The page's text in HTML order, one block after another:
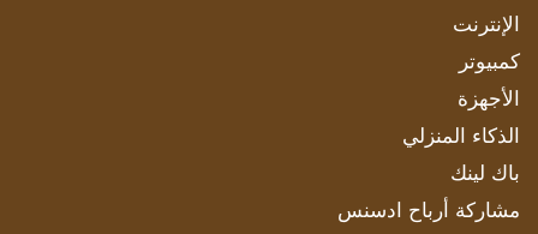
الإنترنت
كمبيوتر
الأجهزة
الذكاء المنزلي
باك لينك
مشاركة أرباح ادسنس